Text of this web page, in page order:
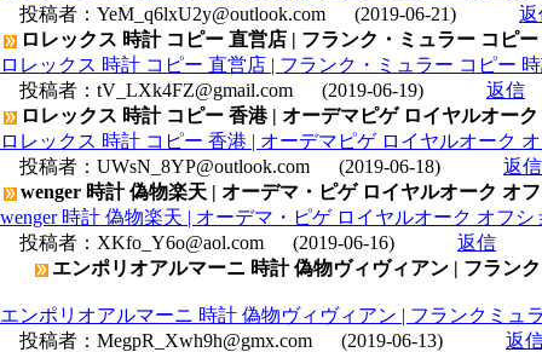
投稿者： YeM_q6lxU2y@outlook.com (2019-06-21)
返
ロレックス 時計 コピー 直営店 | フランク・ミュラー コピ
ロレックス 時計 コピー 直営店 | フランク・ミュラー コピー
投稿者： tV_LXk4FZ@gmail.com (2019-06-19)
返信
ロレックス 時計 コピー 香港 | オーデマピゲ ロイヤルオー
ロレックス 時計 コピー 香港 | オーデマピゲ ロイヤルオーク
投稿者： UWsN_8YP@outlook.com (2019-06-18)
返信
wenger 時計 偽物楽天 | オーデマ・ピゲ ロイヤルオーク オ
wenger 時計 偽物楽天 | オーデマ・ピゲ ロイヤルオーク オフ
投稿者： XKfo_Y6o@aol.com (2019-06-16)
返信
エンポリオアルマーニ 時計 偽物ヴィヴィアン | フラン
エンポリオアルマーニ 時計 偽物ヴィヴィアン | フランクミュ
投稿者： MegpR_Xwh9h@gmx.com (2019-06-13)
返